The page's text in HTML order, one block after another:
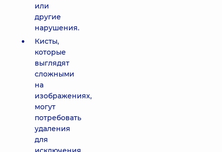
или
другие
нарушения.
Кисты,
которые
выглядят
сложными
на
изображениях,
могут
потребовать
удаления
для